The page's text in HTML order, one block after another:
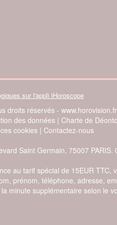
sur l'appli iHoroscope
droits réservés - www.horovision.fr
des données | Charte de
cookies| Contactez-nous
Saint Germain, 75007 PARIS.
au tarif spécial de 15EUR
prénom, téléphone, adresse,
minute supplémentaire selon le